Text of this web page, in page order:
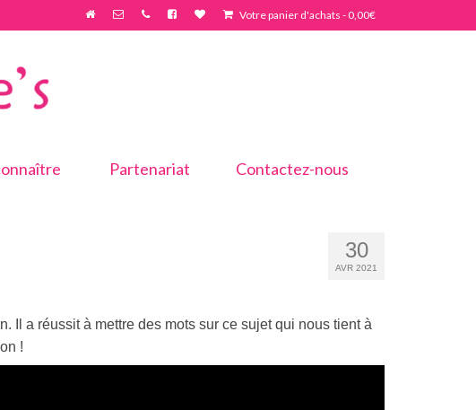
Votre panier d'achats - 0,00€
Partenariat Contactez-nous
30
AVR 2021
Il a réussit à mettre des mots sur ce sujet qui nous tient à
!